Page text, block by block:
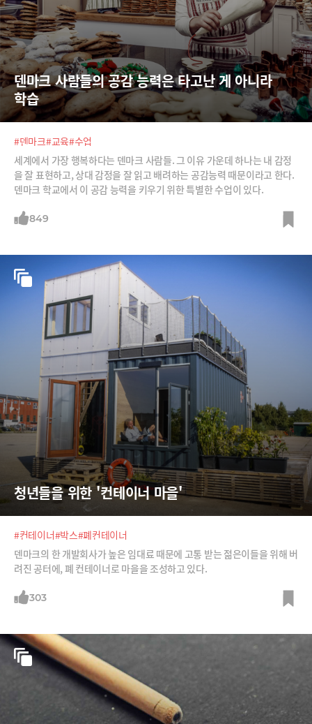
덴마크 사람들의 공감 능력은 타고난 게 아니라
학습
#덴마크#교육#수업
세계에서 가장 행복하다는 덴마크 사람들. 그 이유 가운데 하나는 내 감정
을 잘 표현하고, 상대 감정을 잘 읽고 배려하는 공감능력 때문이라고 한다.
덴마크 학교에서 이 공감 능력을 키우기 위한 특별한 수업이 있다.
849
청년들을 위한 '컨테이너 마을'
#컨테이너#박스#폐컨테이너
덴마크의 한 개발회사가 높은 임대료 때문에 고통 받는 젊은이들을 위해 버
려진 공터에, 폐 컨테이너로 마을을 조성하고 있다.
303